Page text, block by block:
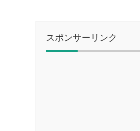
スポンサーリンク